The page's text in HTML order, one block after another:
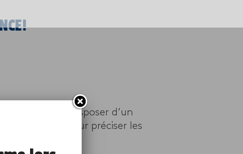
Vous devez disposer d‘un
vers vous pour préciser les